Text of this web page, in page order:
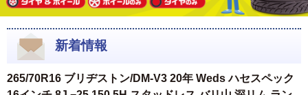
新着情報
265/70R16 ブリヂストン/DM-V3 20年 Weds ハセスペック